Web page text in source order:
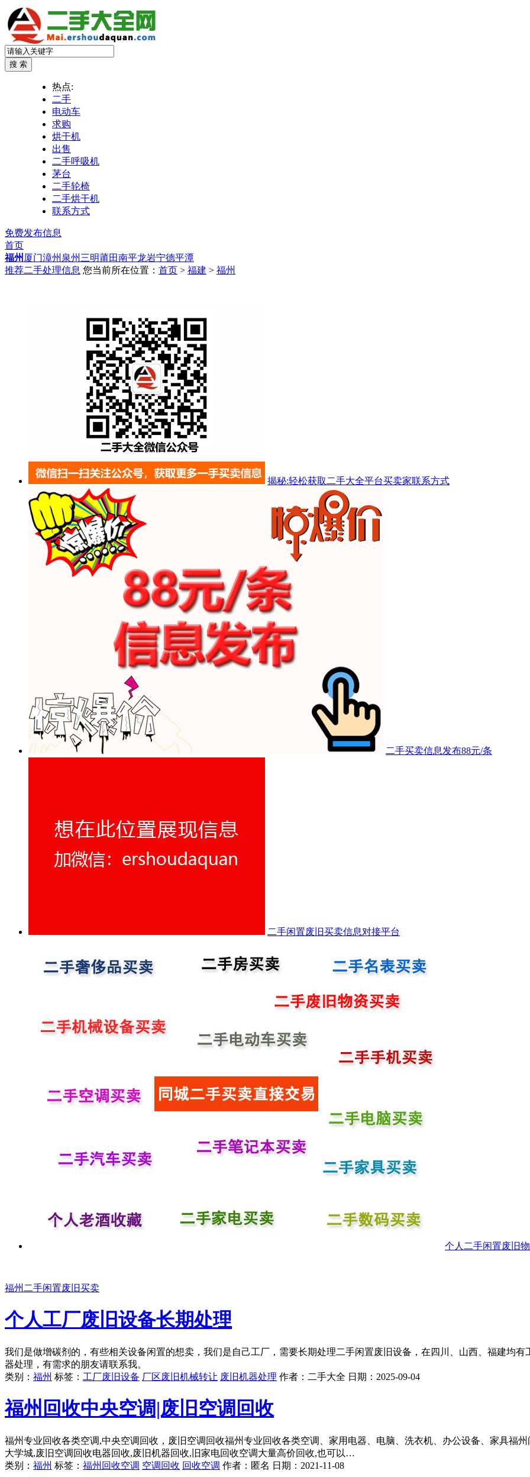
热点:
二手
电动车
求购
烘干机
出售
二手呼吸机
茅台
二手轮椅
二手烘干机
联系方式
免费发布信息
首页
福州 厦门漳州 泉州 三明莆田南平龙岩宁德平潭
推荐二手处理信息 您当前所在位置： 首页 > 福建 > 福州
揭秘:轻松获取二手大全平台买卖家联系方式
二手买卖信息发布88元/条
二手闲置废旧买卖信息对接平台
个人二手闲置废旧
福州二手闲置废旧买卖
个人工厂废旧设备长期处理
我们是做增碳剂的，有些相关设备闲置的想卖，我们是自己工厂，需要长期处理二手闲置废旧设备，在四川、山西、福建均
器处理，有需求的朋友请联系我。
类别： 福州 标签： 工厂废旧设备 厂区废旧机械转让 废旧机器处理 作者： 二手大全 日期： 2025-09-04
福州回收中央空调|废旧空调回收
福州专业回收各类空调,中央空调回收，废旧空调回收福州专业回收各类空调、家用电器、电脑、洗衣机、办公设备、家具福
大学城,废旧空调回收电器回收,废旧机器回收,旧家电回收空调大量高价回收,也可以…
类别： 福州 标签： 福州回收空调 空调回收 回收空调 作者： 匿名 日期： 2021-11-08